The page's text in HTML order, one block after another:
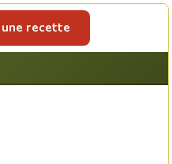
recette